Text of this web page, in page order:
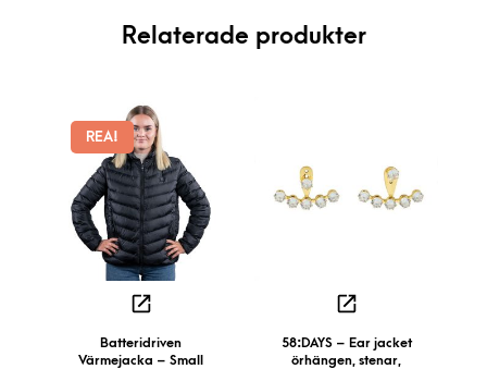
Relaterade produkter
REA!
Batteridriven
Värmejacka – Small
58:DAYS – Ear jacket
örhängen, stenar,